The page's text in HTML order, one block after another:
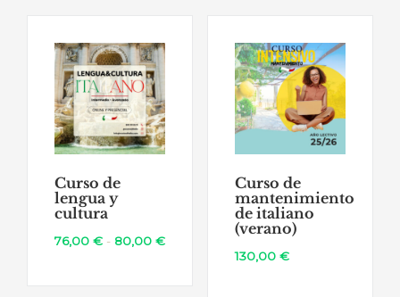
hasta
67,00 €
Curso de
lengua y
cultura
76,00 € - 80,00 €Rango
Curso de
mantenimiento
de italiano
(verano)
130,00 €